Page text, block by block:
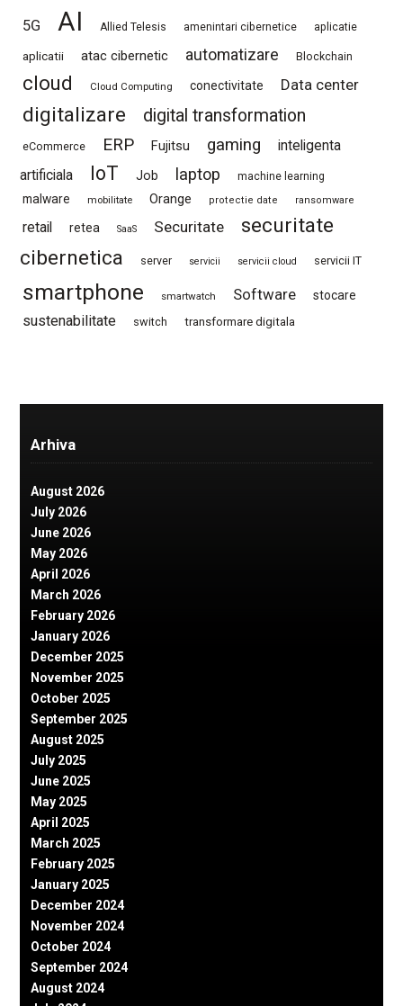
5G AI Allied Telesis amenintari cibernetice aplicatie
aplicatii atac cibernetic automatizare Blockchain
cloud Cloud Computing conectivitate Data center
digitalizare digital transformation
eCommerce ERP Fujitsu gaming
inteligenta
artificiala
IoT Job laptop machine learning
malware mobilitate Orange protectie date ransomware
retail retea SaaS Securitate
securitate
cibernetica
server servicii servicii cloud servicii IT
smartphone smartwatch Software stocare
sustenabilitate switch transformare digitala
Arhiva
August 2026
July 2026
June 2026
May 2026
April 2026
March 2026
February 2026
January 2026
December 2025
November 2025
October 2025
September 2025
August 2025
July 2025
June 2025
May 2025
April 2025
March 2025
February 2025
January 2025
December 2024
November 2024
October 2024
September 2024
August 2024